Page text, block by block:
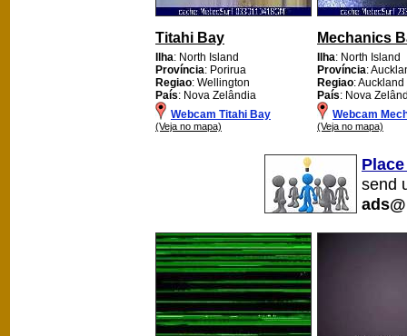
Titahi Bay
Ilha: North Island
Província: Porirua
Regiao: Wellington
País: Nova Zelândia
Webcam Titahi Bay
(Veja no mapa)
Mechanics
Ilha: North Island
Província:
Regiao: Auckland
País: Nova
Webcam
(Veja no mapa)
send